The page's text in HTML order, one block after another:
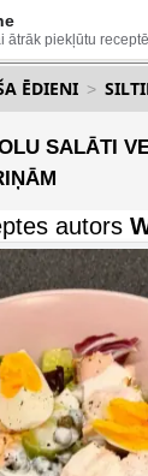
ātrāk piekļūtu
ĒDIENI
SALĀTI
autors